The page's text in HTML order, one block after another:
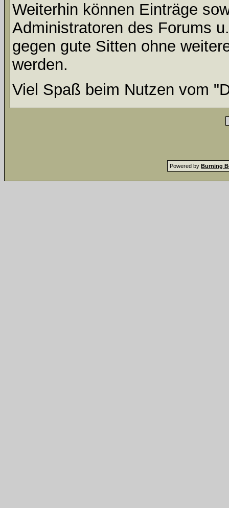
Weiterhin können Einträge
Administratoren des Forums
gegen gute Sitten ohne
werden.
Viel Spaß beim Nutzen vom
Powered by Burning